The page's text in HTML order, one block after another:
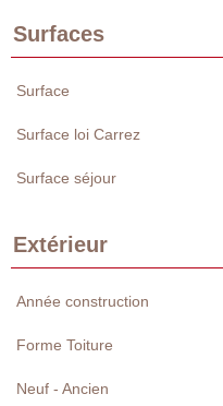
Surfaces
Surface
Surface loi Carrez
Surface séjour
Extérieur
Année construction
Forme Toiture
Neuf - Ancien